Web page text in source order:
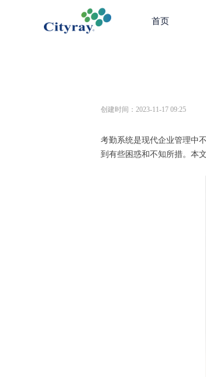
首页
考勤系统是现代企业管理中
到有些困惑和不知所措。本
创建时间： 2023-11-17 09:25